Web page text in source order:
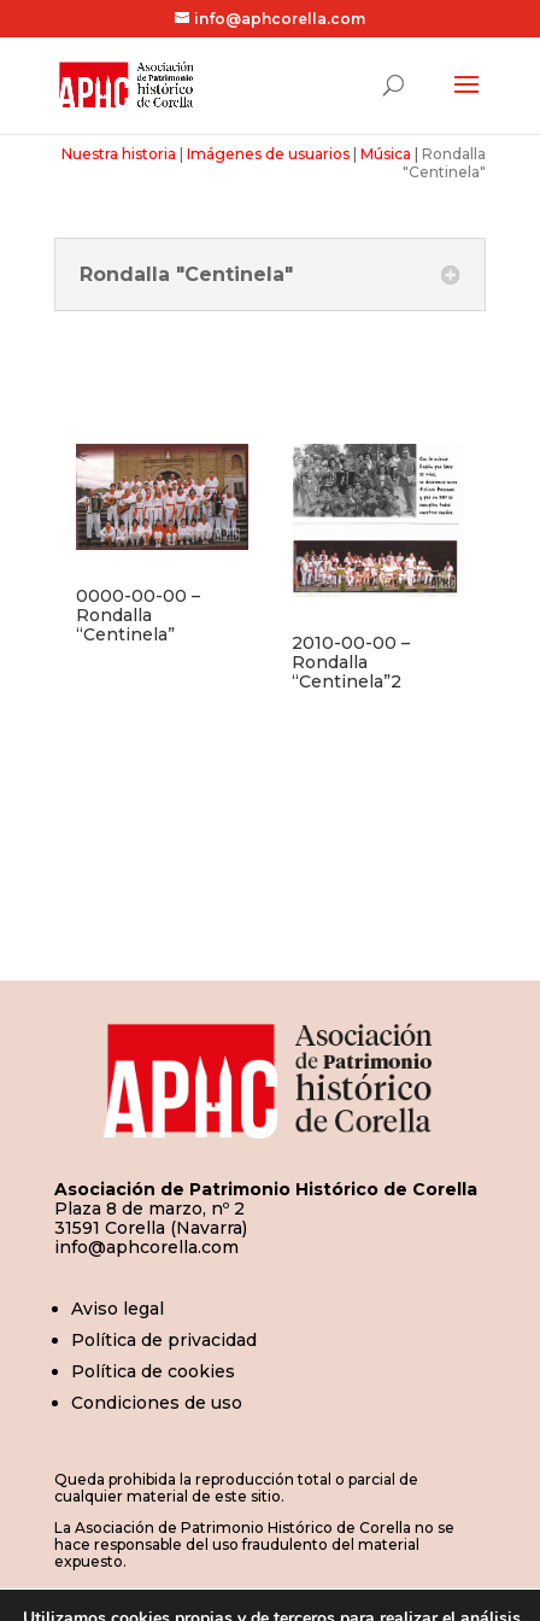
info@aphcorella.com
Nuestra historia |Imágenes de usuarios |Música
Rondalla
"Centinela"
Rondalla "Centinela"
0000-00-00 –
Rondalla
“Centinela”
2010-00-00 –
Rondalla
“Centinela”2
Asociación de Patrimonio Histórico de Corella
Plaza 8 de marzo, nº 2
31591 Corella (Navarra)
info@aphcorella.com
Aviso legal
Política de privacidad
Política de cookies
Condiciones de uso
Queda prohibida la reproducción total o parcial de
cualquier material de este sitio.
La Asociación de Patrimonio Histórico de Corella no se
hace responsable del uso fraudulento del material
expuesto.